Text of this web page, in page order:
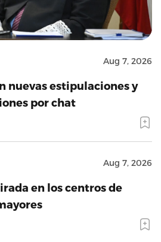
Aug 7, 2026
nuevas estipulaciones y
por chat
Aug 7, 2026
en los centros de